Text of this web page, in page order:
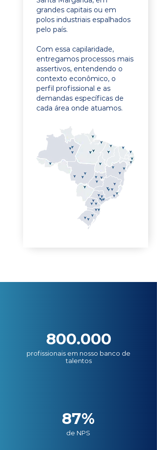
grandes capitais ou em
polos industriais espalhados
pelo país.
Com essa capilaridade,
entregamos processos mais
assertivos, entendendo o
contexto econômico, o
perfil profissional e as
demandas específicas de
cada área onde atuamos.
800.000
profissionais em nosso banco de
talentos
87%
de NPS